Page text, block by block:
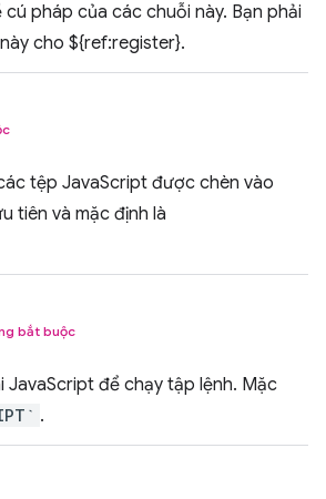
pháp của các chuỗi này. Bạn phải
cho ${ref:register}.
tệp JavaScript được chèn vào
tiên và mặc định là
bắt buộc
để chạy tập lệnh. Mặc
.